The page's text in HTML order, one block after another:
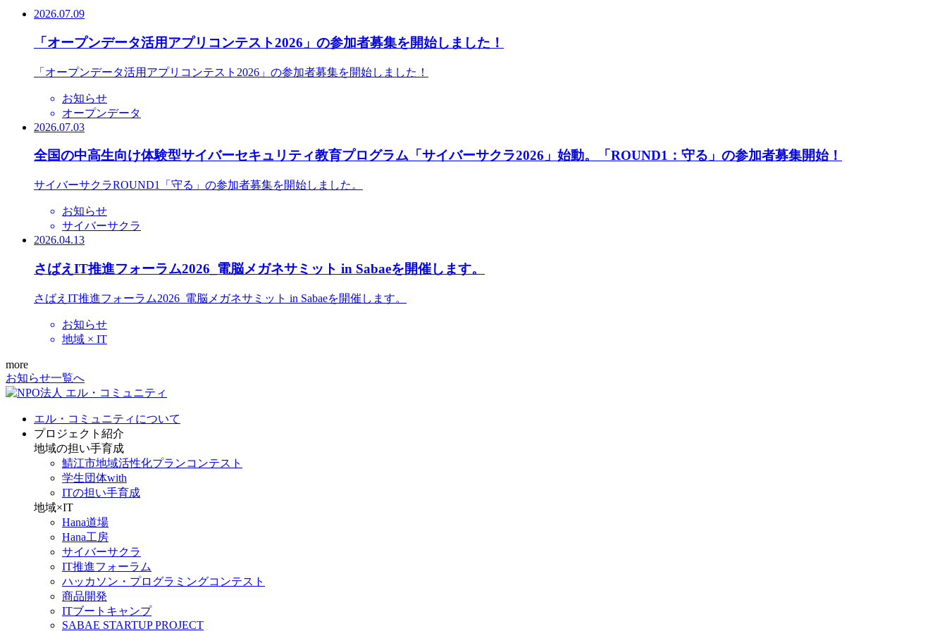
2026.07.09
「オープンデータ活用アプリコンテスト2026」の参加者募集を開始しました！
「オープンデータ活用アプリコンテスト2026」の参加者募集を開始しました！
お知らせ
オープンデータ
2026.07.03
全国の中高生向け体験型サイバーセキュリティ教育プログラム「サイバーサクラ2026」始動。「ROUND1：守る」の参加者募集開始！
サイバーサクラROUND1「守る」の参加者募集を開始しました。
お知らせ
サイバーサクラ
2026.04.13
さばえIT推進フォーラム2026_電脳メガネサミット in Sabaeを開催します。
さばえIT推進フォーラム2026_電脳メガネサミット in Sabaeを開催します。
お知らせ
地域 × IT
more
お知らせ一覧へ
エル・コミュニティについて
プロジェクト紹介
地域の担い手育成
鯖江市地域活性化プランコンテスト
学生団体with
ITの担い手育成
地域×IT
Hana道場
Hana工房
サイバーサクラ
IT推進フォーラム
ハッカソン・プログラミングコンテスト
商品開発
ITブートキャンプ
SABAE STARTUP PROJECT